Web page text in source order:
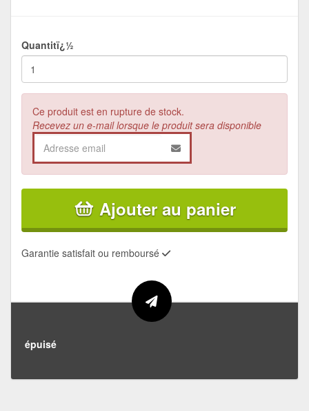
Quantitï¿½
Ce produit est en rupture de stock.
Recevez un e-mail lorsque le produit sera disponible
Ajouter au panier
Garantie satisfait ou remboursé
épuisé